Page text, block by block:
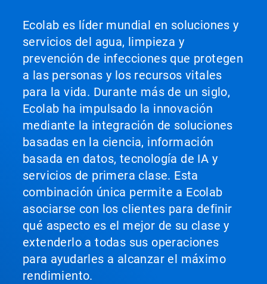
Ecolab es líder mundial en soluciones y
servicios del agua, limpieza y
prevención de infecciones que protegen
a las personas y los recursos vitales
para la vida. Durante más de un siglo,
Ecolab ha impulsado la innovación
mediante la integración de soluciones
basadas en la ciencia, información
basada en datos, tecnología de IA y
servicios de primera clase. Esta
combinación única permite a Ecolab
asociarse con los clientes para definir
qué aspecto es el mejor de su clase y
extenderlo a todas sus operaciones
para ayudarles a alcanzar el máximo
rendimiento.